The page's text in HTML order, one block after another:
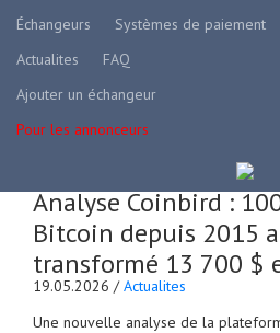
Échangeurs
Systèmes de paiement
Actualites
FAQ
Ajouter un échangeur
Pour les annonceurs
Analyse Coinbird :
Bitcoin depuis 2015
transformé 13 700 $
19.05.2026 /Actualites
Une nouvelle analyse de la